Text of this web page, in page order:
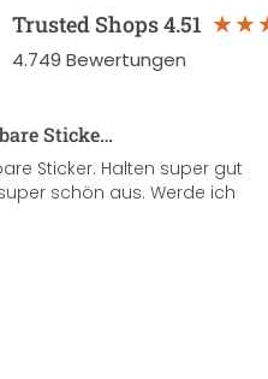
Trusted Shops4.51
4.749 Bewertungen
Sticke…
Sticker. Halten super gut
schön aus. Werde ich